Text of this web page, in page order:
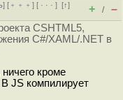
] [ ﹢﹢﹢] [ · · ·][↑]
+ / –
CSHTML5,
C#/XAML/.NET в
кроме
JS компилирует